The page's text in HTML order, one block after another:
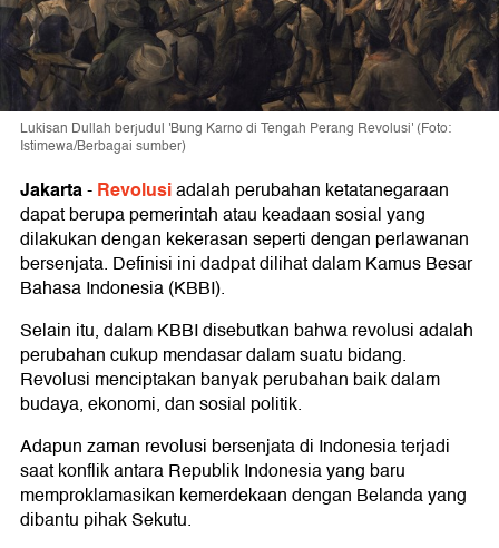
Lukisan Dullah berjudul 'Bung Karno di Tengah Perang Revolusi' (Foto:
Istimewa/Berbagai sumber)
Jakarta-Revolusiadalah perubahan ketatanegaraan
dapat berupa pemerintah atau keadaan sosial yang
dilakukan dengan kekerasan seperti dengan perlawanan
bersenjata. Definisi ini dadpat dilihat dalam Kamus Besar
Bahasa Indonesia (KBBI).
Selain itu, dalam KBBI disebutkan bahwa revolusi adalah
perubahan cukup mendasar dalam suatu bidang.
Revolusi menciptakan banyak perubahan baik dalam
budaya, ekonomi, dan sosial politik.
Adapun zaman revolusi bersenjata di Indonesia terjadi
saat konflik antara Republik Indonesia yang baru
memproklamasikan kemerdekaan dengan Belanda yang
dibantu pihak Sekutu.